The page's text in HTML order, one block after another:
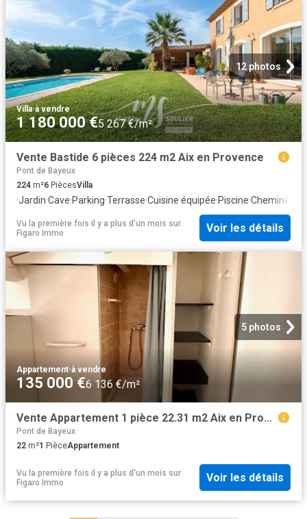
12 photos
Villa·à vendre
1 180 000 €5 267 €/m²
Vente Bastide 6 pièces 224 m2 Aix en Provence
Pont de Bayeux
224 m²6 PiècesVilla
·Jardin·Cave·Parking·Terrasse·Cuisine équipée·Piscine·Cheminée
Vu la première fois il y a plus d'un mois sur
Figaro Immo
Voir les détails
5 photos
Appartement·à vendre
135 000 €6 136 €/m²
Vente Appartement 1 pièce 22.31 m2 Aix en Provence
Pont de Bayeux
22 m²1 PièceAppartement
Vu la première fois il y a plus d'un mois sur
Figaro Immo
Voir les détails